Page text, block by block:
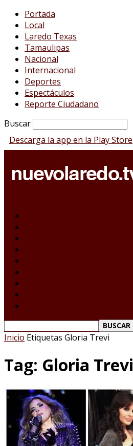
Portada
Local
Laredo Texas
Tamaulipas
Nacional
Internacional
Deportes
Espectáculos
Reporte Ciudadano
Buscar
Descarga la app en la Play Store
Inicio Etiquetas Gloria Trevi
Tag: Gloria Trevi